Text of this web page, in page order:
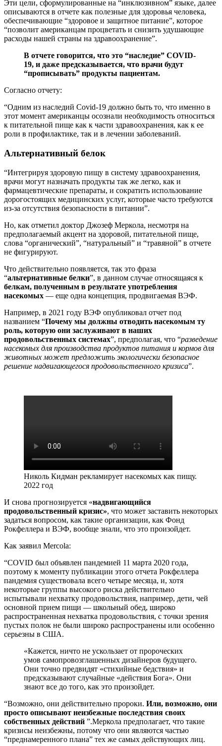
Эти цели, сформулированные на “инклюзивном” языке, далее
описываются в отчете как полезные для здоровья человека,
обеспечивающие “здоровое и защитное питание”, которое
“позволит американцам процветать и снизить удушающие
расходы нашей страны на здравоохранение”.
В отчете говорится, что это “наследие” COVID-
19, и даже предсказывается, что врачи будут
“прописывать” продукты пациентам.
Согласно отчету:
“Одним из наследий Covid-19 должно быть то, что именно в
этот момент американцы осознали необходимость относиться
к питательной пище как к части здравоохранения, как к ее
роли в профилактике, так и в лечении заболеваний.
Альтернативный белок
“Интегрируя здоровую пищу в систему здравоохранения,
врачи могут назначать продукты так же легко, как и
фармацевтические препараты, и сократить использование
дорогостоящих медицинских услуг, которые часто требуются
из-за отсутствия безопасности в питании”.
Но, как отметил доктор Джозеф Меркола, несмотря на
предполагаемый акцент на здоровой, питательной пище,
слова “органический”, “натуральный” и “травяной” в отчете
не фигурируют.
Что действительно появляется, так это фраза
“альтернативные белки”, в данном случае относящаяся к
белкам, полученным в результате употребления
насекомых — еще одна концепция, продвигаемая ВЭФ.
Например, в 2021 году ВЭФ опубликовал отчет под
названием “Почему мы должны отводить насекомым ту
роль, которую они заслуживают в наших
продовольственных системах”, предполагая, что “разведение
насекомых для производства продуктов питания и кормов для
животных может предложить экологически безопасное
решение надвигающегося продовольственного кризиса”.
Николь Кидман рекламирует насекомых как пищу.
2022 год
И снова прогнозируется «надвигающийся
продовольственный кризис», что может заставить некоторых
задаться вопросом, как такие организации, как Фонд
Рокфеллера и ВЭФ, вообще знали, что это произойдет.
Как заявил Mercola:
“COVID был объявлен пандемией 11 марта 2020 года,
поэтому к моменту публикации этого отчета Рокфеллера
пандемия существовала всего четыре месяца, и, хотя
некоторые группы высокого риска действительно
испытывали нехватку продовольствия, например, дети, чей
основной прием пищи — школьный обед, широко
распространенная нехватка продовольствия, с точки зрения
пустых полок не были широко распространены или особенно
серьезны в США.
«Кажется, ничто не ускользает от пророческих
умов самопровозглашенных дизайнеров будущего.
Они точно предвидят «стихийные бедствия» и
предсказывают случайные «действия Бога». Они
знают все до того, как это произойдет.
“Возможно, они действительно пророки. Или, возможно, они
просто описывают неизбежные последствия своих
собственных действий ”.Меркола предполагает, что такие
кризисы неизбежны, потому что они являются частью
“преднамеренного плана” тех же самых действующих лиц.